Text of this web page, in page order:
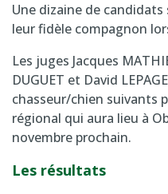
Une dizaine de
leur fidèle compagnon
Les juges Jacques
DUGUET et David
chasseur/chien suivants
régional qui aura lieu à
novembre prochain.
Les résultats